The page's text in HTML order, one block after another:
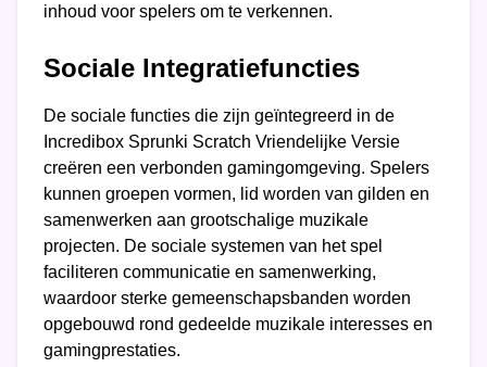
inhoud voor spelers om te verkennen.
Sociale Integratiefuncties
De sociale functies die zijn geïntegreerd in de
Incredibox Sprunki Scratch Vriendelijke Versie
creëren een verbonden gamingomgeving. Spelers
kunnen groepen vormen, lid worden van gilden en
samenwerken aan grootschalige muzikale
projecten. De sociale systemen van het spel
faciliteren communicatie en samenwerking,
waardoor sterke gemeenschapsbanden worden
opgebouwd rond gedeelde muzikale interesses en
gamingprestaties.